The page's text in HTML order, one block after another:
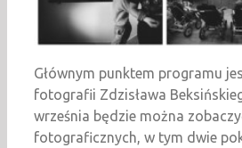
Głównym punktem programu
fotografii Zdzisława
września będzie można
fotograficznych, w tym dwie